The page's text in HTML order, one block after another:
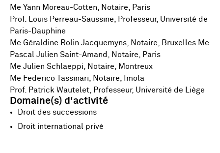
Me Yann Moreau-Cotten, Notaire, Paris
Prof. Louis Perreau-Saussine, Professeur, Université de
Paris-Dauphine
Me Géraldine Rolin Jacquemyns, Notaire, Bruxelles Me
Pascal Julien Saint-Amand, Notaire, Paris
Me Julien Schlaeppi, Notaire, Montreux
Me Federico Tassinari, Notaire, Imola
Prof. Patrick Wautelet, Professeur, Université de Liège
Domaine(s) d'activité
Droit des successions
Droit international privé